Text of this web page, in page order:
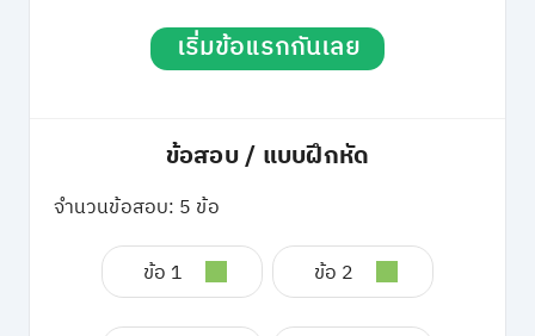
เริ่มข้อแรกกันเลย
ข้อสอบ / แบบฝึกหัด
จำนวนข้อสอบ: 5 ข้อ
ข้อ 1 ข้อ 2